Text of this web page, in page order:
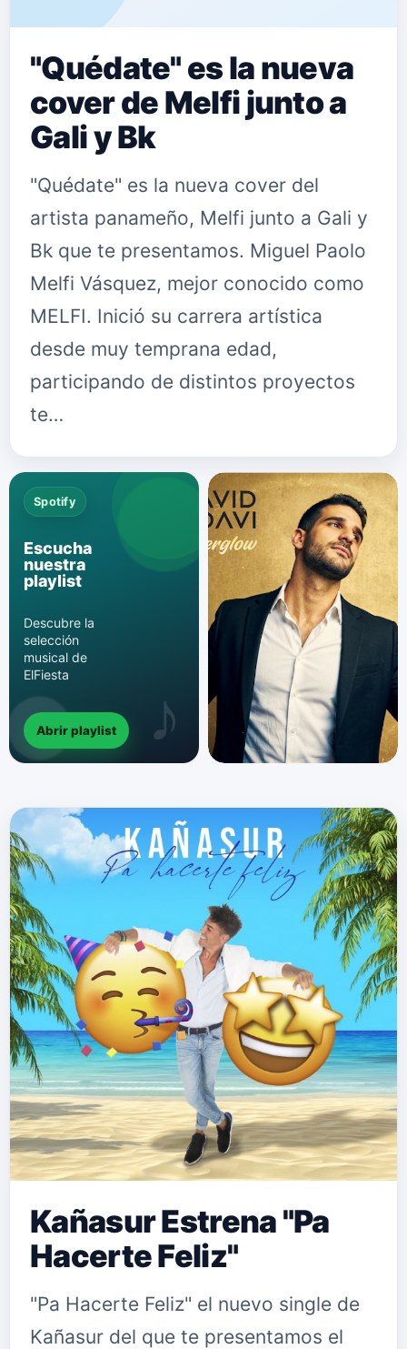
"Quédate" es la nueva
cover de Melfi junto a
Gali y Bk
"Quédate" es la nueva cover del
artista panameño, Melfi junto a Gali y
Bk que te presentamos. Miguel Paolo
Melfi Vásquez, mejor conocido como
MELFI. Inició su carrera artística
desde muy temprana edad,
participando de distintos proyectos
te…
Spotify
Escucha
nuestra
playlist
Descubre la
selección
musical de
ElFiesta
Abrir playlist
Kañasur Estrena "Pa
Hacerte Feliz"
"Pa Hacerte Feliz" el nuevo single de
Kañasur del que te presentamos el